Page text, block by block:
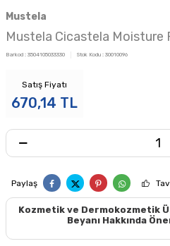
Mustela
Mustela Cicastela Moisture
Barkod : 3504105033330 Stok Kodu : 30010096
Satış Fiyatı
670,14 TL
Paylaş
Kozmetik ve Dermokozmetik
Beyanı Hakkında